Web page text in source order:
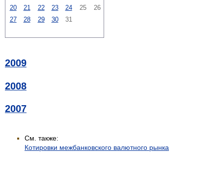
20
21 22 23 24 25
26
27
28 29 30 31
2009
2008
2007
См. также:
Котировки межбанковского валютного рынка